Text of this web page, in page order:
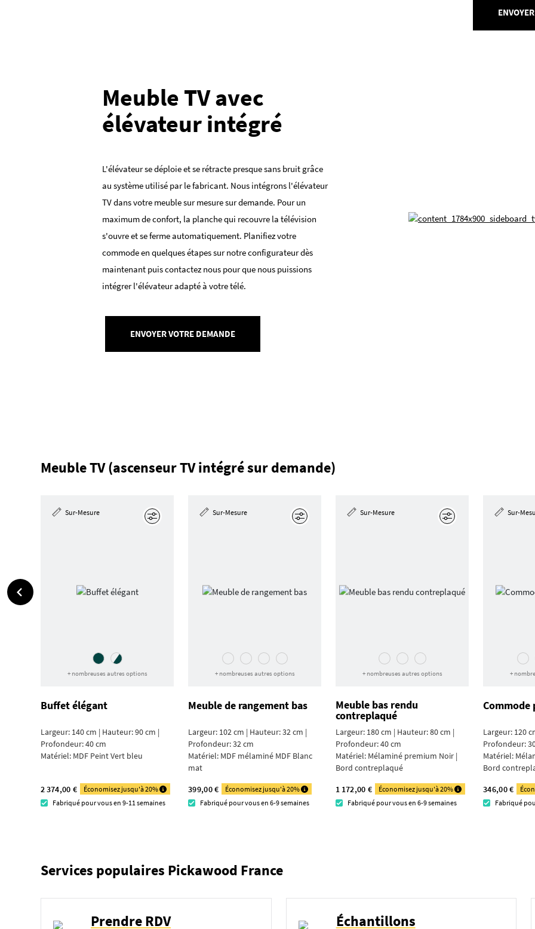
Meuble TV avec
élévateur intégré
L'élévateur se déploie et se rétracte presque sans bruit grâce
au système utilisé par le fabricant. Nous intégrons l'élévateur
TV dans votre meuble sur mesure sur demande. Pour un
maximum de confort, la planche qui recouvre la télévision
s'ouvre et se ferme automatiquement. Planifiez votre
commode en quelques étapes sur notre configurateur dès
maintenant puis contactez nous pour que nous puissions
intégrer l'élévateur adapté à votre télé.
ENVOYER VOTRE DEMANDE
Meuble TV (ascenseur TV intégré sur demande)
Sur-Mesure
+ nombreuses autres options
Buffet élégant
Largeur: 140 cm | Hauteur: 90 cm |
Profondeur: 40 cm
Matériel: MDF Peint Vert bleu
2 374,00 €
Économisez jusqu'à 20%
Fabriqué pour vous en 9-11 semaines
Sur-Mesure
+ nombreuses autres options
Meuble de rangement bas
Largeur: 102 cm | Hauteur: 32 cm |
Profondeur: 32 cm
Matériel: MDF mélaminé MDF Blanc
mat
399,00 €
Économisez jusqu'à 20%
Fabriqué pour vous en 6-9 semaines
Sur-Mesure
+ nombreuses autres options
Meuble bas rendu
contreplaqué
Largeur: 180 cm | Hauteur: 80 cm |
Profondeur: 40 cm
Matériel: Mélaminé premium Noir |
Bord contre­plaqué
1 172,00 €
Économisez jusqu'à 20%
Fabriqué pour vous en 6-9 semaines
Sur-
+
Commode
Largeur: 120
Profondeur:
Matériel:
Bord
346,00 €
Fabriqué
Services populaires Pickawood France
Prendre RDV Échantillons